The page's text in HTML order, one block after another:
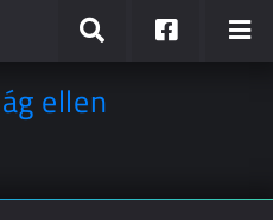
ellen